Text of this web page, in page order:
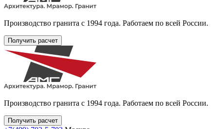
Производство гранита с 1994 года. Работаем по всей России.
Получить расчет
Производство гранита с 1994 года. Работаем по всей России.
Получить расчет